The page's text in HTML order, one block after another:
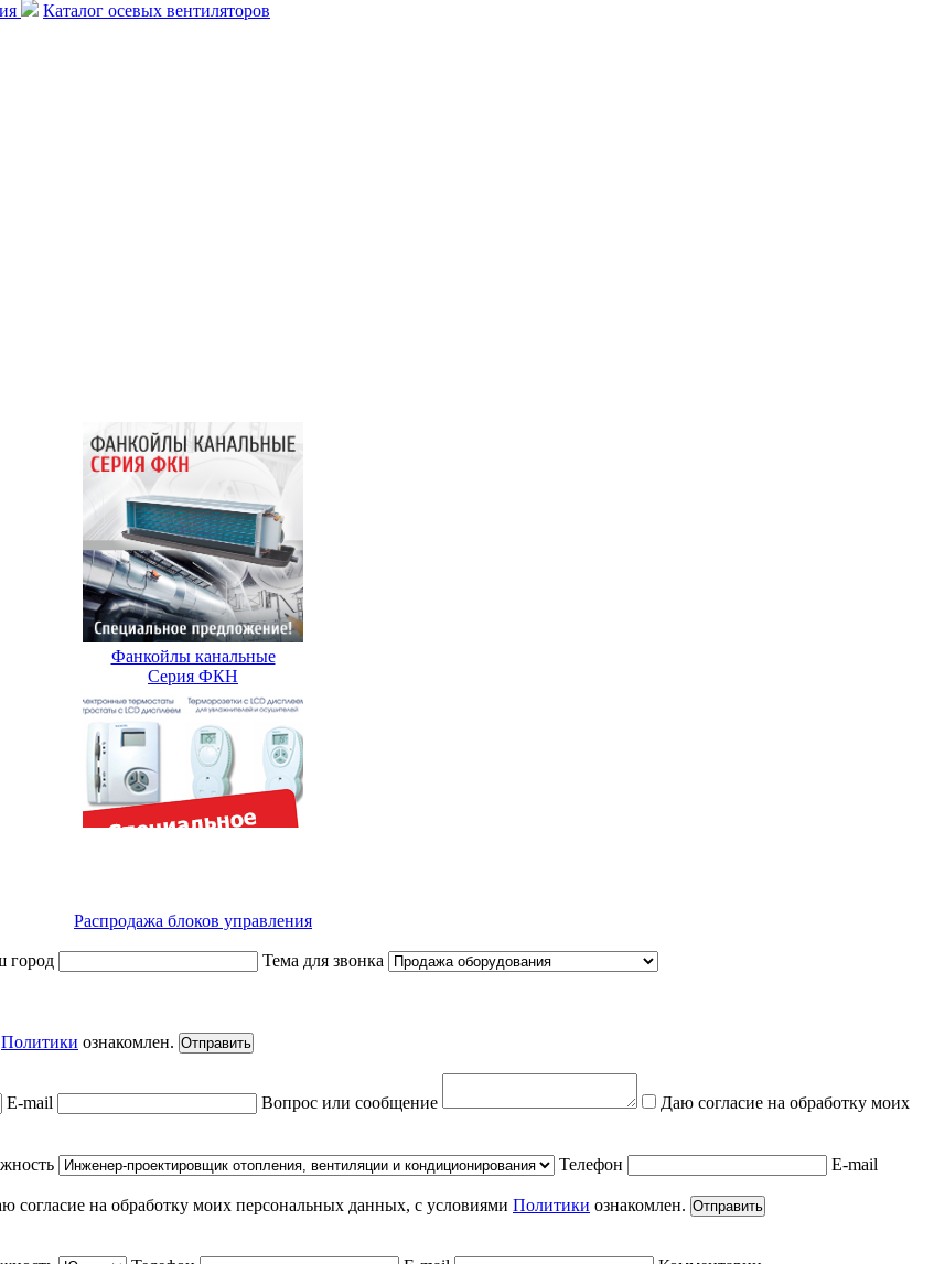
Каталог осевых вентиляторов
Фанкойлы канальные
Серия ФКН
Распродажа блоков управления
город
Тема для звонка
Политики ознакомлен. Отправить
E-mail Вопрос или сообщение
Даю согласие на обработку моих
Телефон E-mail
согласие на обработку моих персональных данных, с условиями Политики ознакомлен. Отправить